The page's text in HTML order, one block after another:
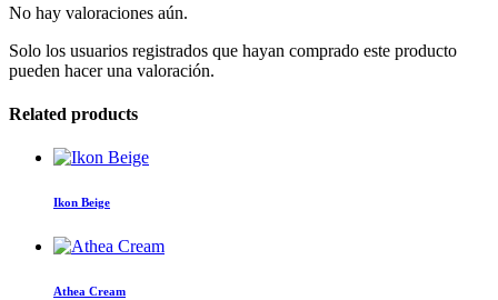
No hay valoraciones aún.
Solo los usuarios registrados que hayan comprado este producto
pueden hacer una valoración.
Related products
Ikon Beige
Athea Cream